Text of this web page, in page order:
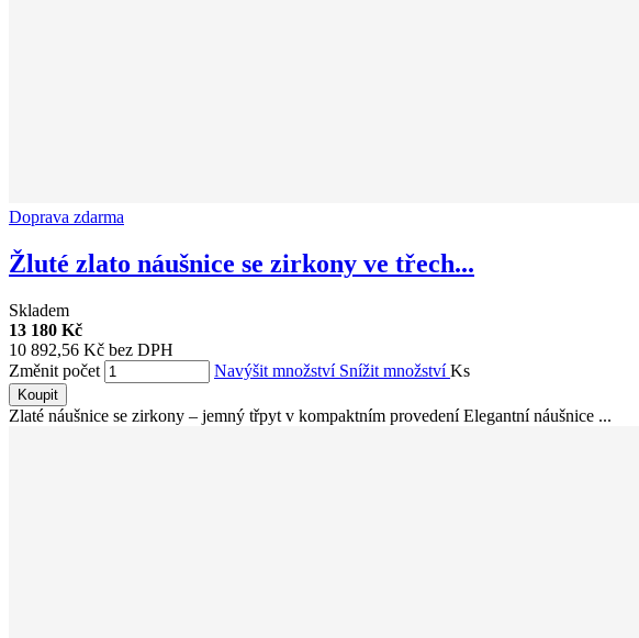
Doprava zdarma
Žluté zlato náušnice se zirkony ve třech...
Skladem
13 180 Kč
10 892,56 Kč bez DPH
Změnit počet
Navýšit množství Snížit množstvíKs
Koupit
Zlaté náušnice se zirkony – jemný třpyt v kompaktním provedení Elegantní náušnice ...